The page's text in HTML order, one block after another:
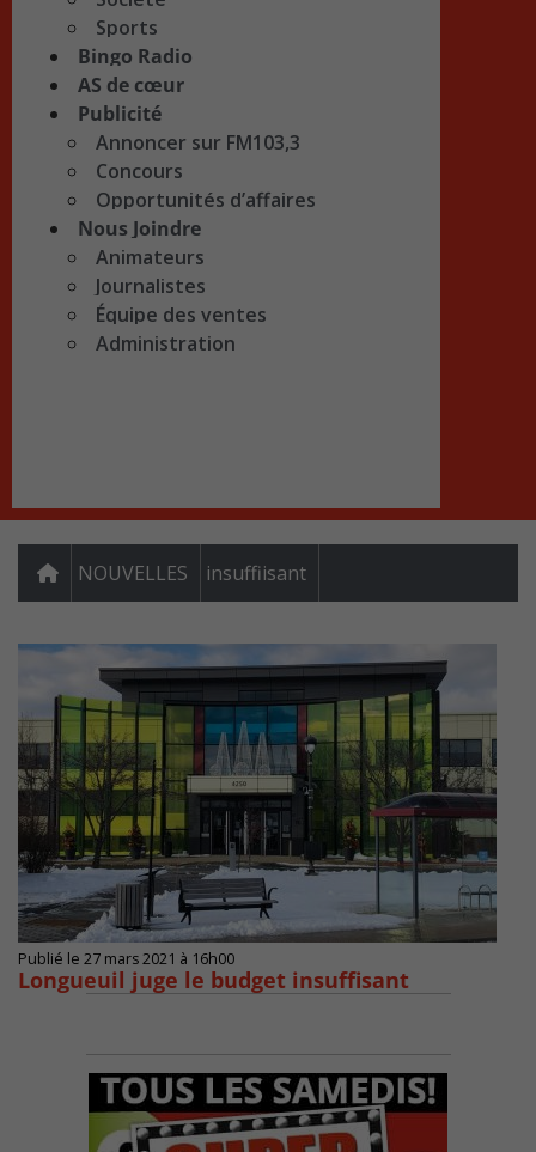
Sports
Bingo Radio
AS de cœur
Publicité
Annoncer sur FM103,3
Concours
Opportunités d’affaires
Nous Joindre
Animateurs
Journalistes
Équipe des ventes
Administration
NOUVELLES insuffiisant
Publié le 27 mars 2021 à 16h00
Longueuil juge le budget insuffisant